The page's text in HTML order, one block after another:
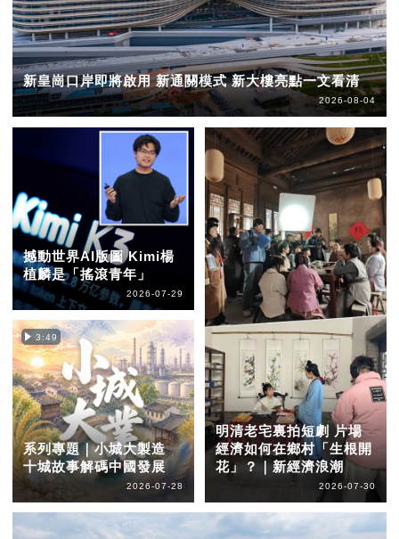
新皇崗口岸即將啟用 新通關模式 新大樓亮點一文看清
2026-08-04
撼動世界AI版圖 Kimi楊
植麟是「搖滾青年」
2026-07-29
3:49
系列專題｜小城大製造
十城故事解碼中國發展
2026-07-28
明清老宅裏拍短劇 片場
經濟如何在鄉村「生根開
花」？｜新經濟浪潮
2026-07-30